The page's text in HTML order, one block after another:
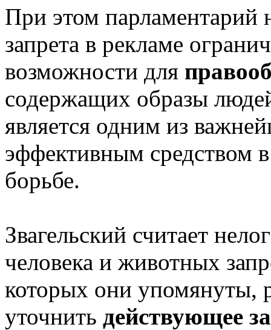
При этом парламентарий
запрета в рекламе
возможности для
содержащих образы
является одним из
эффективным средством
борьбе.
Звагельский считает
человека и животных
которых они упомянуты,
уточнить действующее